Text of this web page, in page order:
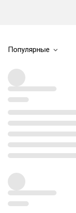
Популярные